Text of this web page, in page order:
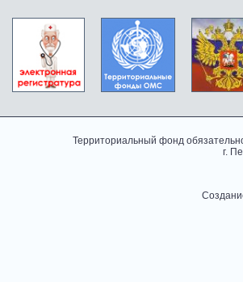
Территориальный фонд
г.